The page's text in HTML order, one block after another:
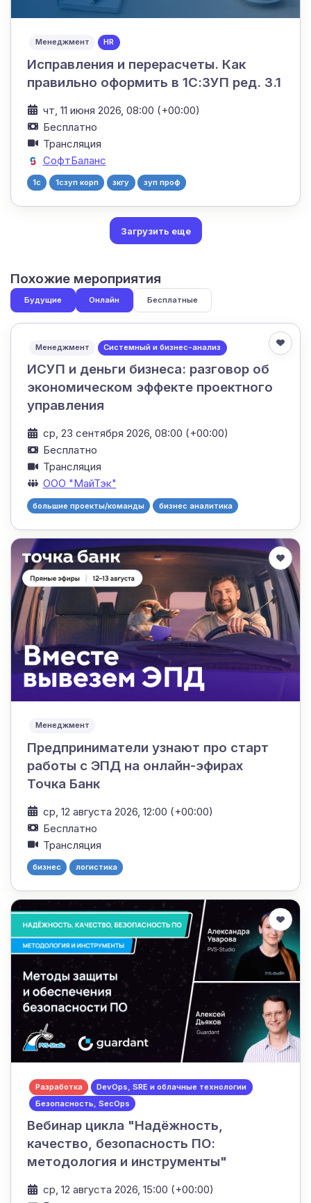
Менеджмент HR
Исправления и перерасчеты. Как
правильно оформить в 1С:ЗУП ред. 3.1
чт, 11 июня 2026, 08:00 (+00:00)
Бесплатно
Трансляция
СофтБаланс
1с 1сзуп корп зкгу зуп проф
Загрузить еще
Похожие мероприятия
Будущие Онлайн Бесплатные
Менеджмент Системный и бизнес-анализ
ИСУП и деньги бизнеса: разговор об
экономическом эффекте проектного
управления
ср, 23 сентября 2026, 08:00 (+00:00)
Бесплатно
Трансляция
ООО "МайТэк"
большие проекты/команды бизнес аналитика
Менеджмент
Предприниматели узнают про старт
работы с ЭПД на онлайн-эфирах
Точка Банк
ср, 12 августа 2026, 12:00 (+00:00)
Бесплатно
Трансляция
бизнес логистика
Разработка
DevOps, SRE и облачные технологии
Безопасность, SecOps
Вебинар цикла "Надёжность,
качество, безопасность ПО:
методология и инструменты"
ср, 12 августа 2026, 15:00 (+00:00)